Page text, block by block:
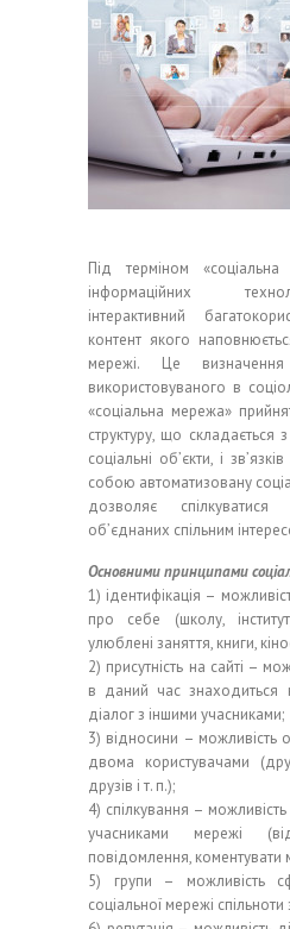
Під терміном
інформаційних
інтерактивний
контент якого
мережі. Це визначення
використовуваного в
«соціальна мережа»
структуру, що складається
соціальні об’єкти, і
собою автоматизовану
дозволяє спілкуватися
об’єднаних спільним
Основними принципами
1) ідентифікація –
про себе (школу,
улюблені заняття, книги,
2) присутність на сайті –
в даний час знаходиться
діалог з іншими учасниками;
3) відносини – можливість
двома користувачами
друзів і т. п.);
4) спілкування –
учасниками мережі
повідомлення, коментувати
5) групи – можливість
соціальної мережі спільноти